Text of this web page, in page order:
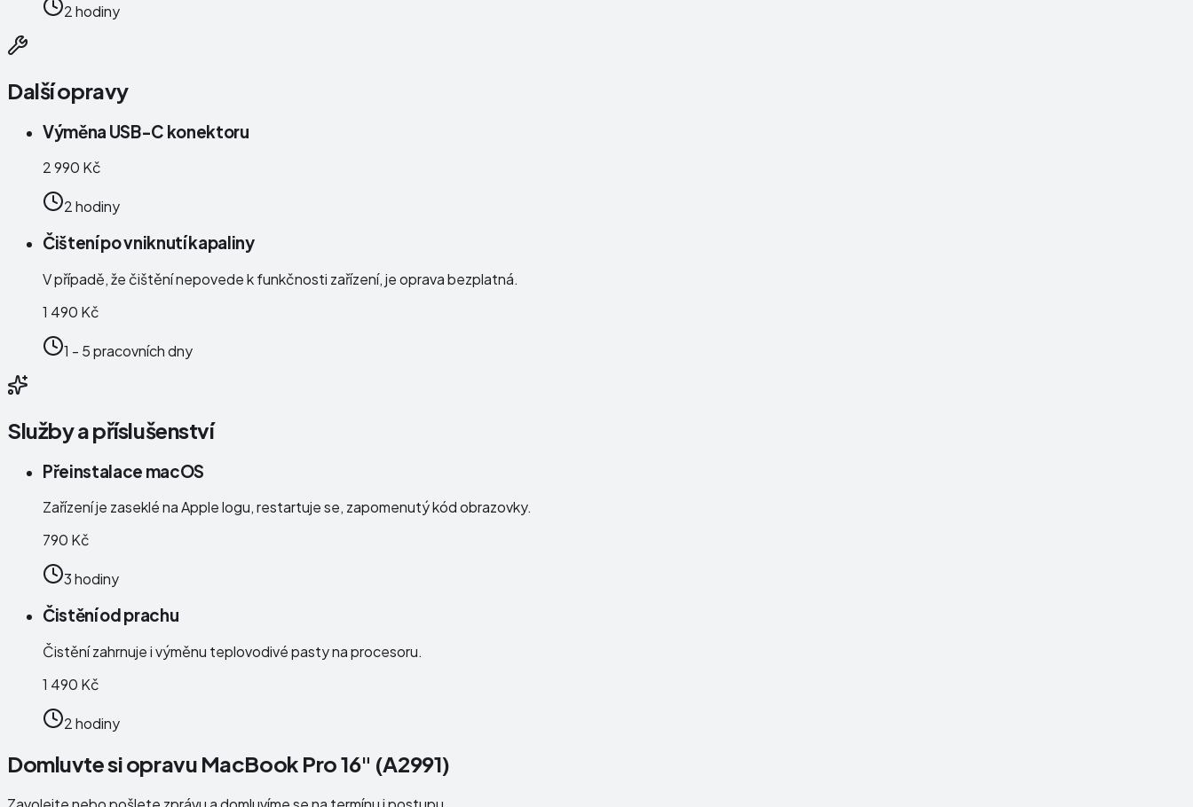
2 hodiny
Další opravy
Výměna USB-C konektoru
2 990 Kč
2 hodiny
Čištení po vniknutí kapaliny
V případě, že čištění nepovede k funkčnosti zařízení, je oprava bezplatná.
1 490 Kč
1 - 5 pracovních dny
Služby a příslušenství
Přeinstalace macOS
Zařízení je zaseklé na Apple logu, restartuje se, zapomenutý kód obrazovky.
790 Kč
3 hodiny
Čistění od prachu
Čistění zahrnuje i výměnu teplovodivé pasty na procesoru.
1 490 Kč
2 hodiny
Domluvte si opravu MacBook Pro 16" (A2991)